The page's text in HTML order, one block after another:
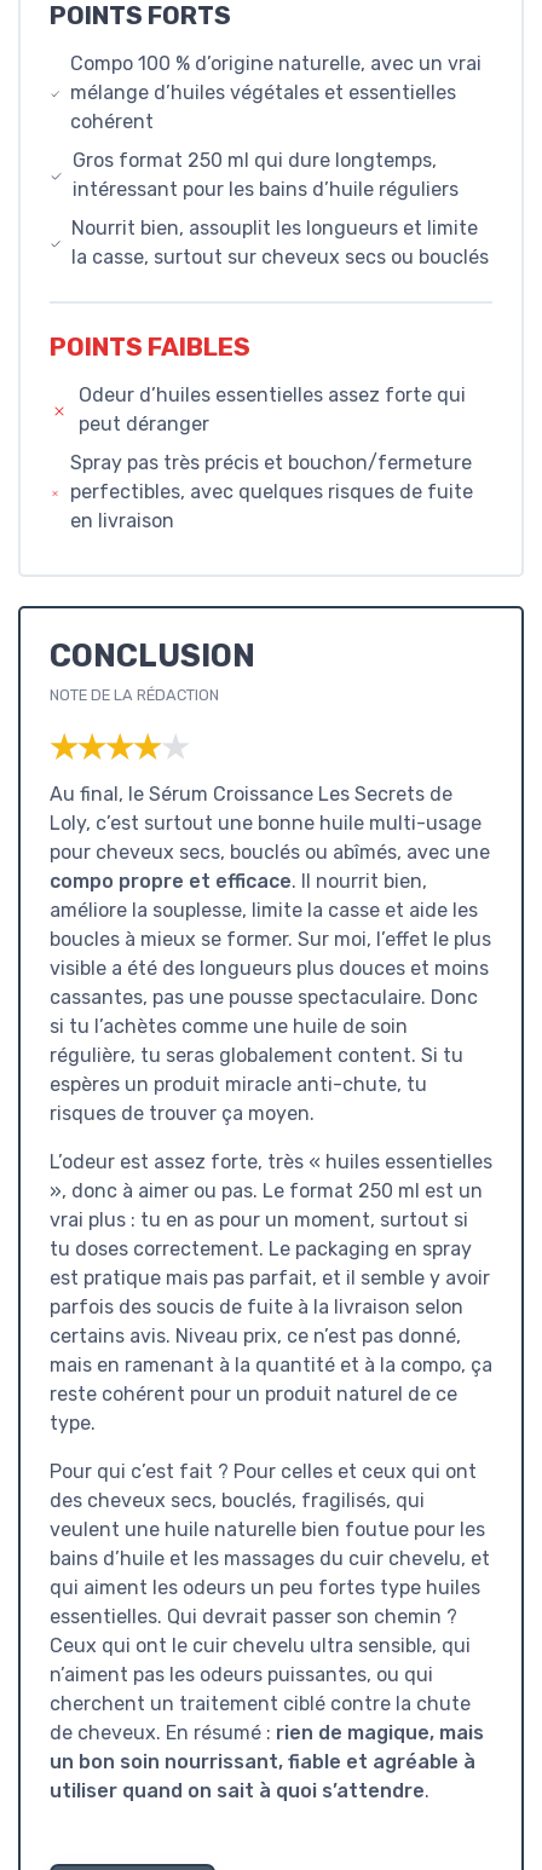
POINTS FORTS
Compo 100 % d’origine naturelle, avec un vrai
mélange d’huiles végétales et essentielles
cohérent
Gros format 250 ml qui dure longtemps,
intéressant pour les bains d’huile réguliers
Nourrit bien, assouplit les longueurs et limite
la casse, surtout sur cheveux secs ou bouclés
POINTS FAIBLES
Odeur d’huiles essentielles assez forte qui
peut déranger
Spray pas très précis et bouchon/fermeture
perfectibles, avec quelques risques de fuite
en livraison
CONCLUSION
NOTE DE LA RÉDACTION
★★★★★
★★★★★
Au final, le Sérum Croissance Les Secrets de
Loly, c’est surtout une bonne huile multi-usage
pour cheveux secs, bouclés ou abîmés, avec une
compo propre et efficace. Il nourrit bien,
améliore la souplesse, limite la casse et aide les
boucles à mieux se former. Sur moi, l’effet le plus
visible a été des longueurs plus douces et moins
cassantes, pas une pousse spectaculaire. Donc
si tu l’achètes comme une huile de soin
régulière, tu seras globalement content. Si tu
espères un produit miracle anti-chute, tu
risques de trouver ça moyen.
L’odeur est assez forte, très « huiles essentielles
», donc à aimer ou pas. Le format 250 ml est un
vrai plus : tu en as pour un moment, surtout si
tu doses correctement. Le packaging en spray
est pratique mais pas parfait, et il semble y avoir
parfois des soucis de fuite à la livraison selon
certains avis. Niveau prix, ce n’est pas donné,
mais en ramenant à la quantité et à la compo, ça
reste cohérent pour un produit naturel de ce
type.
Pour qui c’est fait ? Pour celles et ceux qui ont
des cheveux secs, bouclés, fragilisés, qui
veulent une huile naturelle bien foutue pour les
bains d’huile et les massages du cuir chevelu, et
qui aiment les odeurs un peu fortes type huiles
essentielles. Qui devrait passer son chemin ?
Ceux qui ont le cuir chevelu ultra sensible, qui
n’aiment pas les odeurs puissantes, ou qui
cherchent un traitement ciblé contre la chute
de cheveux. En résumé : rien de magique, mais
un bon soin nourrissant, fiable et agréable à
utiliser quand on sait à quoi s’attendre.